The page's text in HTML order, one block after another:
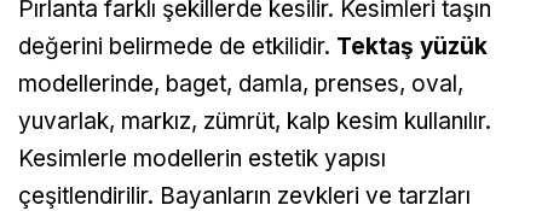
Pırlanta farklı şekillerde kesilir. Kesimleri taşın
değerini belirmede de etkilidir. Tektaş yüzük
modellerinde, baget, damla, prenses, oval,
yuvarlak, markız, zümrüt, kalp kesim kullanılır.
Kesimlerle modellerin estetik yapısı
çeşitlendirilir. Bayanların zevkleri ve tarzları